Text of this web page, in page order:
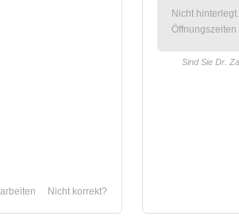
Nicht korrekt?
Nicht
Öffnungszeiten
Sind Sie Dr.